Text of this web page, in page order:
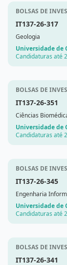
BOLSAS DE
IT137-26-317
Geologia
Universidade de
Candidaturas até
BOLSAS DE
IT137-26-351
Ciências
Universidade de
Candidaturas até
BOLSAS DE
IT137-26-345
Engenharia
Universidade de
Candidaturas até
BOLSAS DE
IT137-26-341